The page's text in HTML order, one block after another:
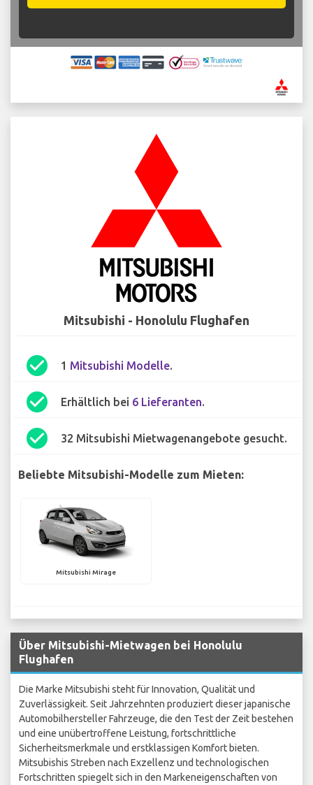
Mitsubishi - Honolulu Flughafen
check_circle 1 Mitsubishi Modelle.
check_circle Erhältlich bei 6 Lieferanten.
check_circle 32 Mitsubishi Mietwagenangebote gesucht.
Beliebte Mitsubishi-Modelle zum Mieten:
Mitsubishi Mirage
Über Mitsubishi-Mietwagen bei Honolulu
Flughafen
Die Marke Mitsubishi steht für Innovation, Qualität und
Zuverlässigkeit. Seit Jahrzehnten produziert dieser japanische
Automobilhersteller Fahrzeuge, die den Test der Zeit bestehen
und eine unübertroffene Leistung, fortschrittliche
Sicherheitsmerkmale und erstklassigen Komfort bieten.
Mitsubishis Streben nach Exzellenz und technologischen
Fortschritten spiegelt sich in den Markeneigenschaften von